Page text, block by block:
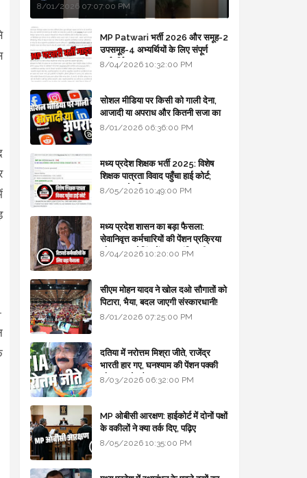
8/01/2026 07:07:00 PM
MP Patwari भर्ती 2026 और समूह-2
उपसमूह-4 अभ्यर्थियों के लिए संपूर्ण
मार्गदर्शिका
8/04/2026 10:32:00 PM
सोशल मीडिया पर किसी को गाली देना,
आजादी या अपराध और कितनी सजा का
प्रावधान - free legal advice
8/01/2026 06:36:00 PM
मध्य प्रदेश शिक्षक भर्ती 2025: विशेष
शिक्षक पात्रता विवाद पहुँचा हाई कोर्ट;
सरकार से माँगा जवाब
8/05/2026 10:49:00 PM
मध्य प्रदेश शासन का बड़ा फैसला:
सेवानिवृत्त कर्मचारियों की पेंशन प्रक्रिया
और बजट कोडिंग में हुए क्रांतिकारी
8/04/2026 10:20:00 PM
सीएम मोहन यादव ने खोल दओ सौगातों को
पिटारा, भैया, बदल जाएगी संस्कारधानी!
8/01/2026 07:25:00 PM
दतिया में नरोत्तम मिश्रा जीते, राजेंद्र
भारती हार गए, घनश्याम की पेंशन पक्की
और आशुतोष बैक टू...
8/03/2026 06:32:00 PM
MP ओबीसी आरक्षण: हाईकोर्ट में दोनों पक्षों
के वकीलों ने क्या तर्क दिए, पढ़िए
8/05/2026 10:35:00 PM